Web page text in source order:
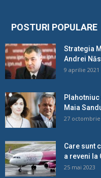
POSTURI POPULARE
Strategia
Andrei
9 aprilie 2021
Maia
27 octombrie
Care sunt
a reveni la
25 mai 2023